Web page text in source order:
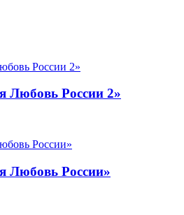
Любовь России 2»
Любовь России»